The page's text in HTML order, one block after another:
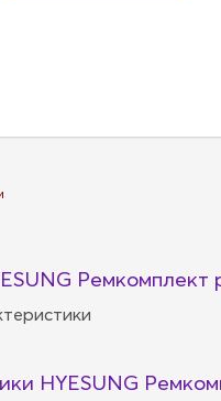
Ремкомплект
HYESUNG